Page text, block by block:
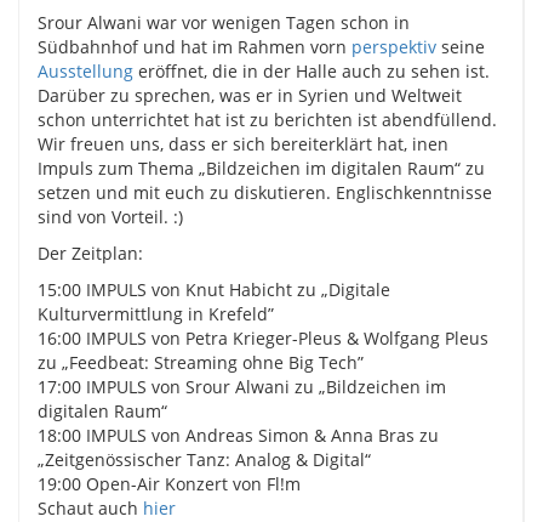
Srour Alwani war vor wenigen Tagen schon in
Südbahnhof und hat im Rahmen vorn perspektiv seine
Ausstellung eröffnet, die in der Halle auch zu sehen ist.
Darüber zu sprechen, was er in Syrien und Weltweit
schon unterrichtet hat ist zu berichten ist abendfüllend.
Wir freuen uns, dass er sich bereiterklärt hat, inen
Impuls zum Thema „Bildzeichen im digitalen Raum“ zu
setzen und mit euch zu diskutieren. Englischkenntnisse
sind von Vorteil. :)
Der Zeitplan:
15:00 IMPULS von Knut Habicht zu „Digitale
Kulturvermittlung in Krefeld”
16:00 IMPULS von Petra Krieger-Pleus & Wolfgang Pleus
zu „Feedbeat: Streaming ohne Big Tech”
17:00 IMPULS von Srour Alwani zu „Bildzeichen im
digitalen Raum“
18:00 IMPULS von Andreas Simon & Anna Bras zu
„Zeitgenössischer Tanz: Analog & Digital“
19:00 Open-Air Konzert von Fl!m
Schaut auch hier